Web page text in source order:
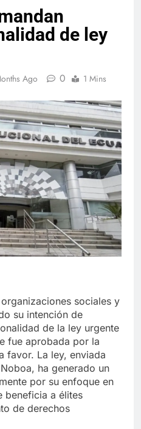
de ley
Ago 0 1 Mins
sociales y
su intención de
de la ley urgente
fue aprobada por la
favor. La ley, enviada
ha generado un
por su enfoque en
beneficia a élites
de derechos